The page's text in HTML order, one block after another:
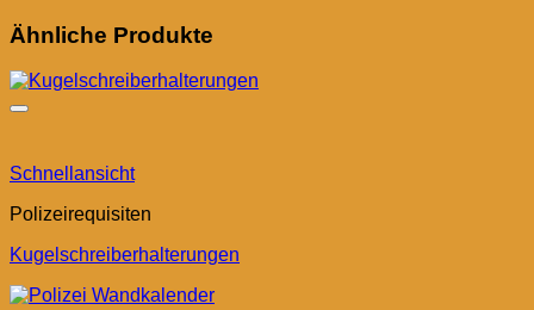
Ähnliche Produkte
Schnellansicht
Polizeirequisiten
Kugelschreiberhalterungen